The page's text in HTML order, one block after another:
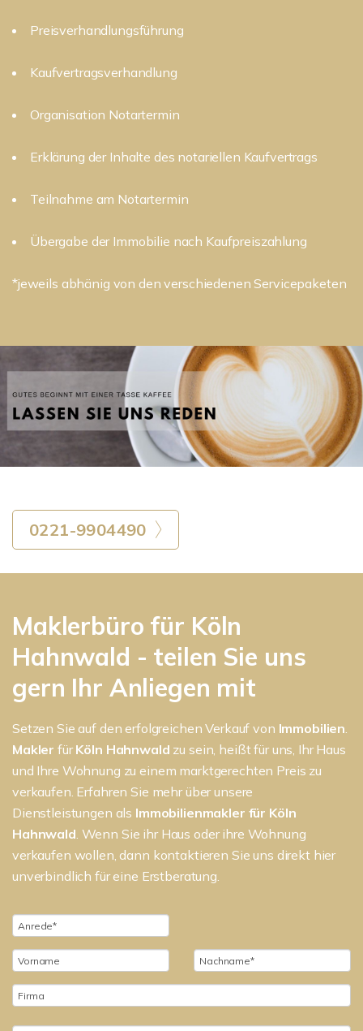
Preisverhandlungsführung
Kaufvertragsverhandlung
Organisation Notartermin
Erklärung der Inhalte des notariellen Kaufvertrags
Teilnahme am Notartermin
Übergabe der Immobilie nach Kaufpreiszahlung
*jeweils abhänig von den verschiedenen Servicepaketen
0221-9904490
Maklerbüro für Köln
Hahnwald - teilen Sie uns
gern Ihr Anliegen mit
Setzen Sie auf den erfolgreichen Verkauf von Immobilien.
Makler fürKöln Hahnwald zu sein, heißt für uns, Ihr Haus
und Ihre Wohnung zu einem marktgerechten Preis zu
verkaufen. Erfahren Sie mehr über unsere
Dienstleistungen als Immobilienmakler für Köln
Hahnwald. Wenn Sie ihr Haus oder ihre Wohnung
verkaufen wollen, dann kontaktieren Sie uns direkt hier
unverbindlich für eine Erstberatung.